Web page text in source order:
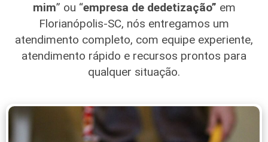
mim” ou “empresa de dedetização” em
Florianópolis-SC, nós entregamos um
atendimento completo, com equipe experiente,
atendimento rápido e recursos prontos para
qualquer situação.